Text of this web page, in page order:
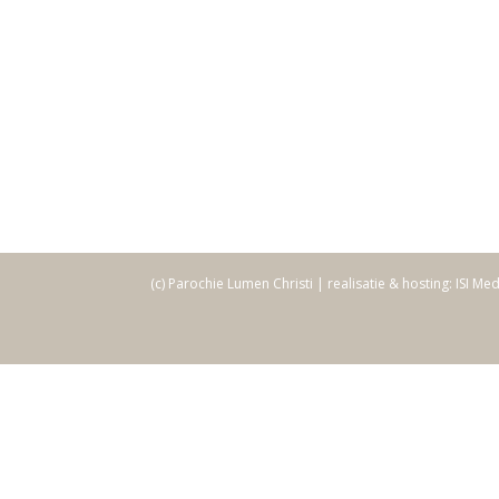
(c) Parochie Lumen Christi | realisatie & hosting: ISI